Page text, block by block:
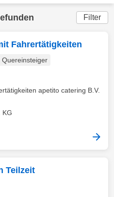
Filter
Fahrertätigkeiten
Quereinsteiger
apetito catering B.V.
KG
Teilzeit